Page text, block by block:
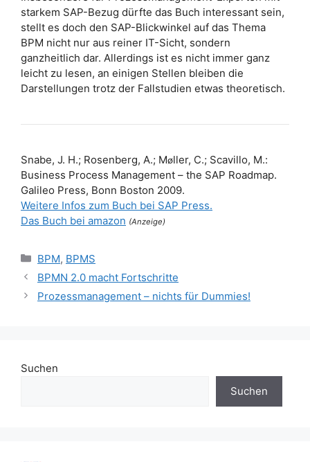
starkem SAP-Bezug dürfte das Buch interessant sein,
stellt es doch den SAP-Blickwinkel auf das Thema
BPM nicht nur aus reiner IT-Sicht, sondern
ganzheitlich dar. Allerdings ist es nicht immer ganz
leicht zu lesen, an einigen Stellen bleiben die
Darstellungen trotz der Fallstudien etwas theoretisch.
Snabe, J. H.; Rosenberg, A.; Møller, C.; Scavillo, M.:
Business Process Management – the SAP Roadmap.
Galileo Press, Bonn Boston 2009.
Weitere Infos zum Buch bei SAP Press.
Das Buch bei amazon (Anzeige)
Kategorien
BPM, BPMS
BPMN 2.0 macht Fortschritte
Prozessmanagement – nichts für Dummies!
Suchen
Suchen